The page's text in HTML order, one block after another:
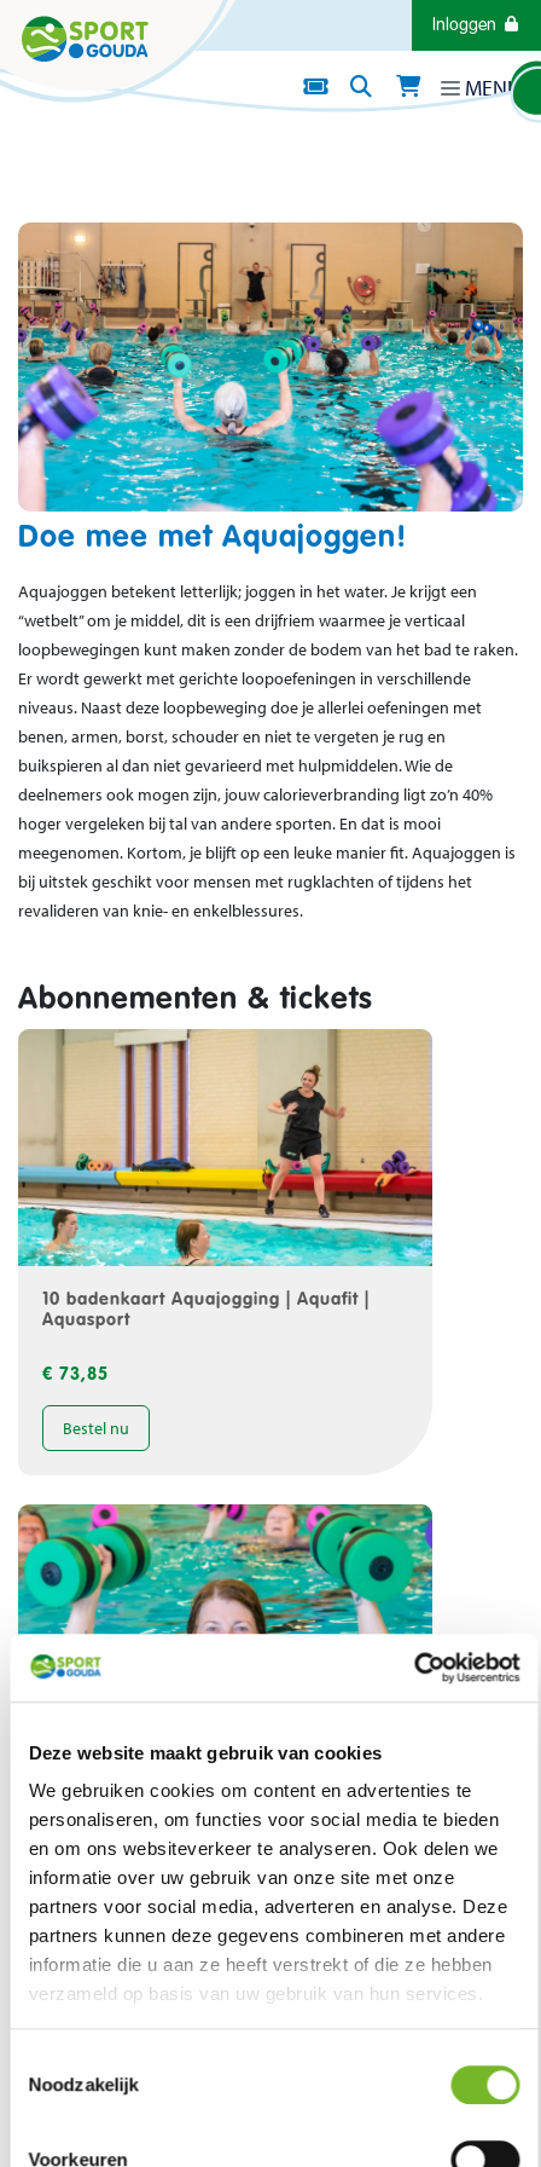
Deze website maakt gebruik van cookies
We gebruiken cookies om content en advertenties te
personaliseren, om functies voor social media te bieden
en om ons websiteverkeer te analyseren. Ook delen we
informatie over uw gebruik van onze site met onze
partners voor social media, adverteren en analyse. Deze
partners kunnen deze gegevens combineren met andere
informatie die u aan ze heeft verstrekt of die ze hebben
verzameld op basis van uw gebruik van hun services.
Noodzakelijk
Voorkeuren
Direct naar de inhoud van de pagina Inloggen
MENU
Doe mee met Aquajoggen!
Aquajoggen betekent letterlijk; joggen in het water. Je krijgt een
“wetbelt” om je middel, dit is een drijfriem waarmee je verticaal
loopbewegingen kunt maken zonder de bodem van het bad te raken.
Er wordt gewerkt met gerichte loopoefeningen in verschillende
niveaus. Naast deze loopbeweging doe je allerlei oefeningen met
benen, armen, borst, schouder en niet te vergeten je rug en
buikspieren al dan niet gevarieerd met hulpmiddelen. Wie de
deelnemers ook mogen zijn, jouw calorieverbranding ligt zo’n 40%
hoger vergeleken bij tal van andere sporten. En dat is mooi
meegenomen. Kortom, je blijft op een leuke manier fit. Aquajoggen is
bij uitstek geschikt voor mensen met rugklachten of tijdens het
revalideren van knie- en enkelblessures.
Abonnementen & tickets
10 badenkaart Aquajogging | Aquafit |
Aquasport
€ 73,85
Bestel nu
Aquasport
€ 163,80
Bestel nu25 badenkaart Aquajogging | Aquafit | Aquasport